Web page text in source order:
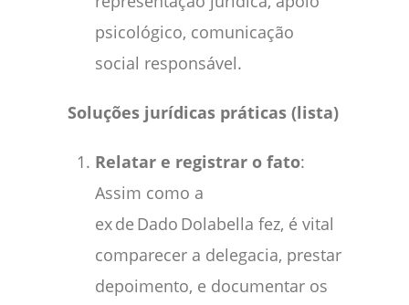
psicológico, comunicação
social responsável.
Soluções jurídicas práticas (lista)
Relatar e registrar o fato:
Assim como a
ex de Dado Dolabella fez, é vital
comparecer a delegacia, prestar
depoimento, e documentar os